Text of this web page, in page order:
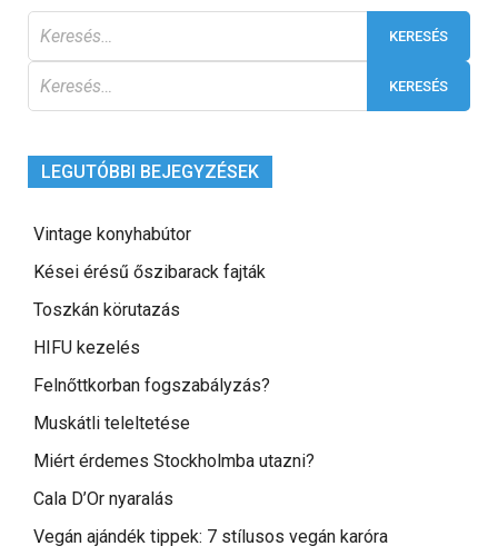
LEGUTÓBBI BEJEGYZÉSEK
Vintage konyhabútor
Kései érésű őszibarack fajták
Toszkán körutazás
HIFU kezelés
Felnőttkorban fogszabályzás?
Muskátli teleltetése
Miért érdemes Stockholmba utazni?
Cala D’Or nyaralás
Vegán ajándék tippek: 7 stílusos vegán karóra